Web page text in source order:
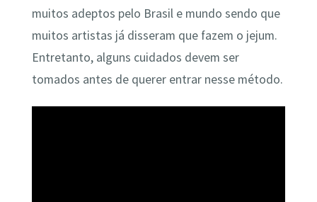
muitos adeptos pelo Brasil e mundo sendo que
muitos artistas já disseram que fazem o jejum.
Entretanto, alguns cuidados devem ser
tomados antes de querer entrar nesse método.